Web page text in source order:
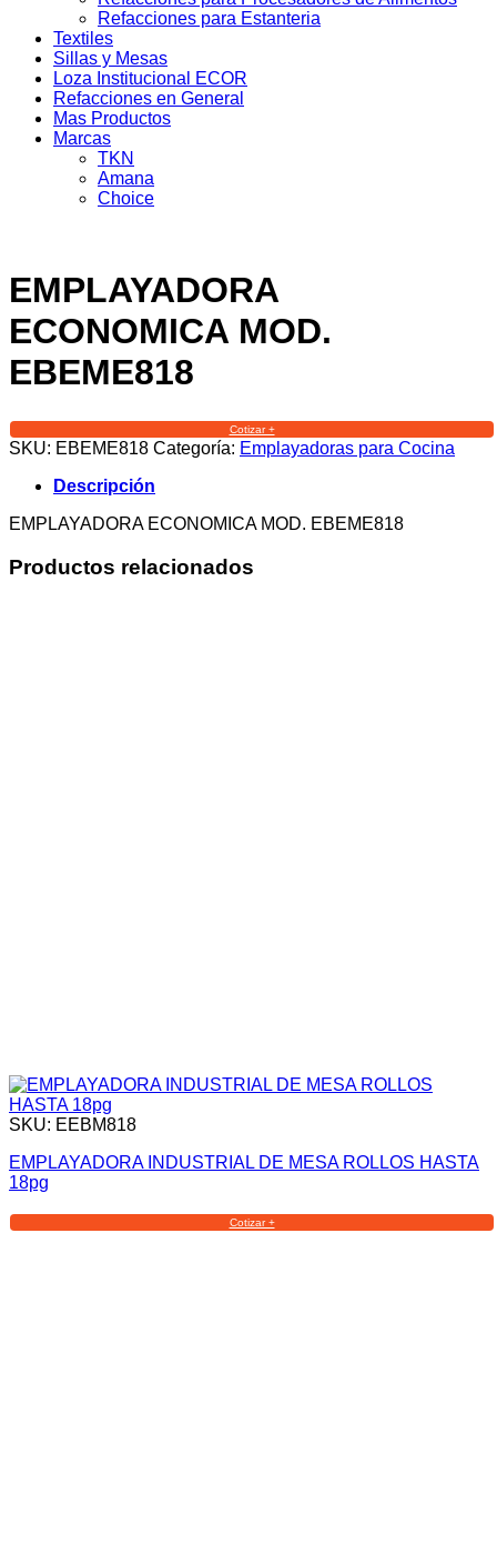
Refacciones para Estanteria
Textiles
Sillas y Mesas
Loza Institucional ECOR
Refacciones en General
Mas Productos
Marcas
TKN
Amana
Choice
EMPLAYADORA
ECONOMICA MOD.
EBEME818
Cotizar +
SKU: EBEME818 Categoría: Emplayadoras para Cocina
Descripción
EMPLAYADORA ECONOMICA MOD. EBEME818
Productos relacionados
SKU: EEBM818
EMPLAYADORA INDUSTRIAL DE MESA ROLLOS HASTA
18pg
Cotizar +